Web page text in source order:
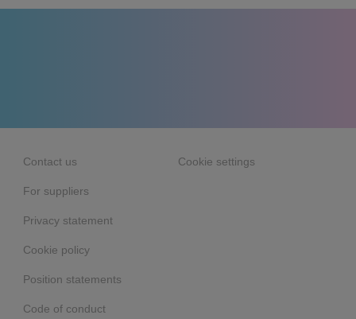
Contact us
For suppliers
Privacy statement
Cookie policy
Position statements
Code of conduct
Cookie settings